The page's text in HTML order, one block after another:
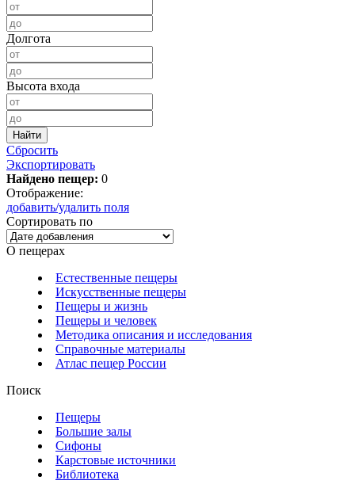
Долгота
Высота входа
Сбросить
Экспортировать
Найдено пещер: 0
Отображение:
добавить/удалить поля
Сортировать по
О пещерах
Естественные пещеры
Искусственные пещеры
Пещеры и жизнь
Пещеры и человек
Методика описания и исследования
Справочные материалы
Атлас пещер России
Поиск
Пещеры
Большие залы
Сифоны
Карстовые источники
Библиотека